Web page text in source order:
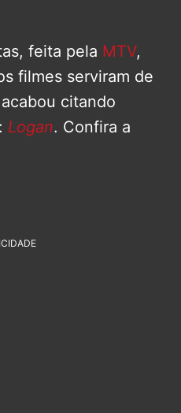
feita pela MTV,
filmes serviram de
citando
Logan. Confira a